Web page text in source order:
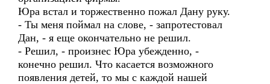
Юра встал и торжественно пожал Дану руку.
- Ты меня поймал на слове, - запротестовал
Дан, - я еще окончательно не решил.
- Решил, - произнес Юра убежденно, -
конечно решил. Что касается возможного
появления детей, то мы с каждой нашей